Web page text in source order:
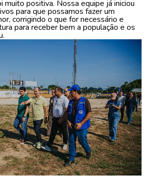
muito positiva. Nossa equipe já iniciou
para que possamos fazer um
corrigindo o que for necessário e
para receber bem a população e os